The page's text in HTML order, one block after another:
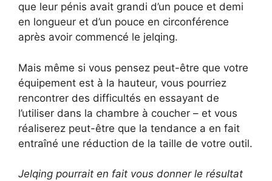
que leur pénis avait grandi d’un pouce et demi
en longueur et d’un pouce en circonférence
après avoir commencé le jelqing.
Mais même si vous pensez peut-être que votre
équipement est à la hauteur, vous pourriez
rencontrer des difficultés en essayant de
l’utiliser dans la chambre à coucher – et vous
réaliserez peut-être que la tendance a en fait
entraîné une réduction de la taille de votre outil.
Jelqing pourrait en fait vous donner le résultat